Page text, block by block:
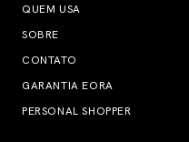
QUEM USA
SOBRE
CONTATO
GARANTIA EORA
PERSONAL SHOPPER